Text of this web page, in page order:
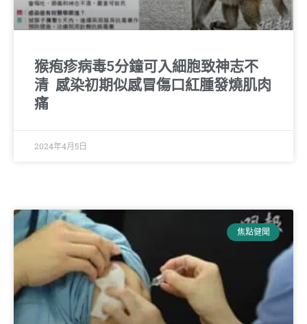
猴疱疹病毒5分鐘可入細胞致神志不
清 感染初期似感冒傷口紅腫發燒肌肉
痛
2024年4月5日
焦點健聞